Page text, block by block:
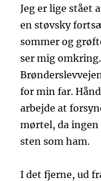
Jeg er lige stået
en støvsky
sommer og
ser mig
for min far.
arbejde at
mørtel, da ingen
sten som ham.
I det fjerne, ud